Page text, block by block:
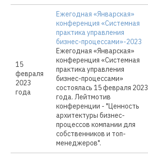
15
февраля
2023
года
Ежегодная «Январская»
конференция «Системная
практика управления
бизнес-процессами»-2023
Ежегодная «Январская»
конференция «Системная
практика управления
бизнес-процессами»
состоялась 15 февраля 2023
года. Лейтмотив
конференции - "Ценность
архитектуры бизнес-
процессов компании для
собственников и топ-
менеджеров".